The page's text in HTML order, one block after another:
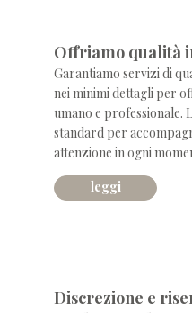
Offriamo qualità
Garantiamo servizi di
nei minimi dettagli per
umano e professionale.
standard per
attenzione in ogni
leggi
Discrezione e